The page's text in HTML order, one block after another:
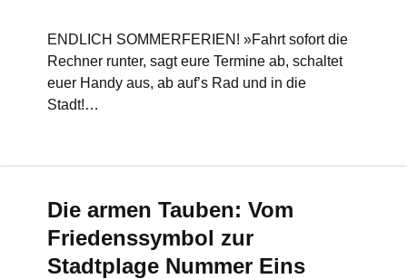
ENDLICH SOMMERFERIEN! »Fahrt sofort die
Rechner runter, sagt eure Termine ab, schaltet
euer Handy aus, ab auf’s Rad und in die
Stadt!…
Die armen Tauben: Vom
Friedenssymbol zur
Stadtplage Nummer Eins